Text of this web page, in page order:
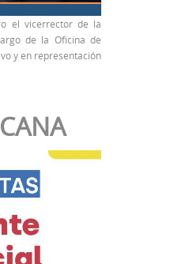
el vicerrector de la
de la Oficina de
y en representación